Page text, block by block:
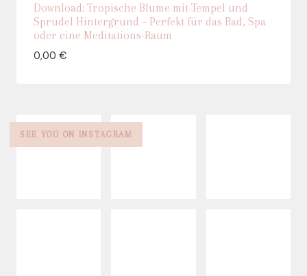
Download: Tropische Blume mit Tempel und
Sprudel Hintergrund – Perfekt für das Bad, Spa
oder eine Meditations-Raum
0,00 €
SEE YOU ON INSTAGRAM